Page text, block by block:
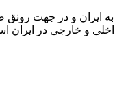
و در جهت رونق
و خارجی در ایران